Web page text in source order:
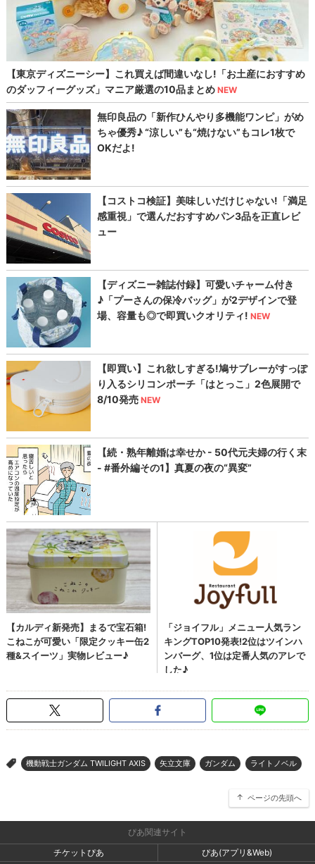
> 機動戦士ガンダム TWILIGHT AXIS 矢立文庫 ガンダム ライトノベル
ページの先頭へ
ぴあ関連サイト
チケットぴあ
ぴあ(アプリ&Web)